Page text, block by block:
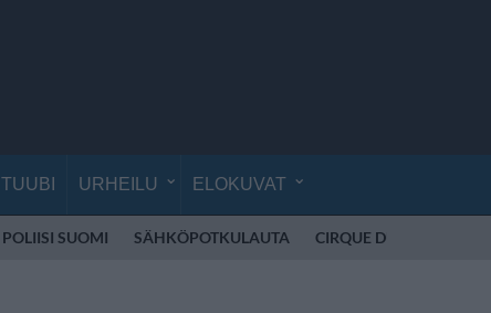
TUUBI URHEILU ELOKUVAT
POLIISI SUOMI SÄHKÖPOTKULAUTA CIRQUE DU SOLEIL